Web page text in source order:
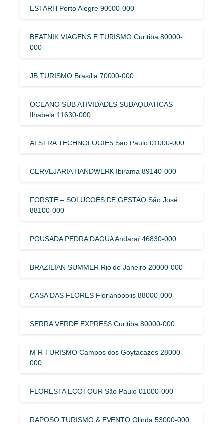
ESTARH Porto Alegre 90000-000
BEATNIK VIAGENS E TURISMO Curitiba 80000-
000
JB TURISMO Brasília 70000-000
OCEANO SUB ATIVIDADES SUBAQUATICAS
Ilhabela 11630-000
ALSTRA TECHNOLOGIES São Paulo 01000-000
CERVEJARIA HANDWERK Ibirama 89140-000
FORSTE – SOLUCOES DE GESTAO São José
88100-000
POUSADA PEDRA DAGUA Andaraí 46830-000
BRAZILIAN SUMMER Rio de Janeiro 20000-000
CASA DAS FLORES Florianópolis 88000-000
SERRA VERDE EXPRESS Curitiba 80000-000
M R TURISMO Campos dos Goytacazes 28000-
000
FLORESTA ECOTOUR São Paulo 01000-000
RAPOSO TURISMO & EVENTO Olinda 53000-000